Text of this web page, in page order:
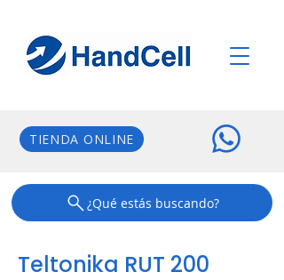
TIENDA ONLINE
¿Qué estás buscando?
Teltonika RUT 200